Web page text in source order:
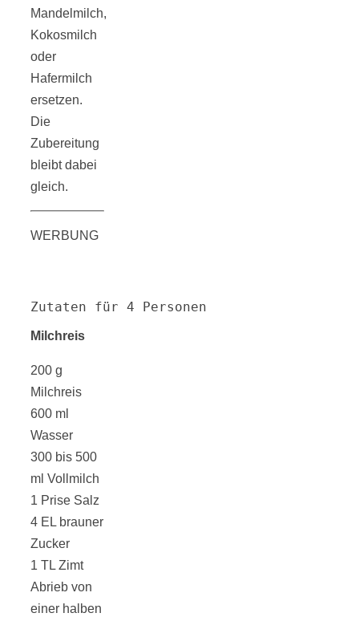
Mandelmilch,
Kokosmilch
oder
Hafermilch
ersetzen.
Die
Zubereitung
bleibt dabei
gleich.
WERBUNG
Zutaten für 4 Personen
Milchreis
200 g
Milchreis
600 ml
Wasser
300 bis 500
ml Vollmilch
1 Prise Salz
4 EL brauner
Zucker
1 TL Zimt
Abrieb von
einer halben